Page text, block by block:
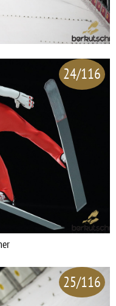
24/116
25/116